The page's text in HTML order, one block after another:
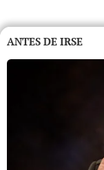
ANTES DE IRSE